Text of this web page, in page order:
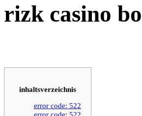
rizk casino
inhaltsverzeichnis
error code: 522